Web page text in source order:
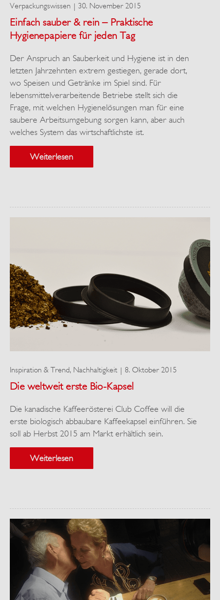
Einfach sauber & rein – Praktische
Hygienepapiere für jeden Tag
Verpackungswissen 30. November 2015
Der Anspruch an Sauberkeit und Hygiene ist in den
letzten Jahrzehnten extrem gestiegen, gerade dort,
wo Speisen und Getränke im Spiel sind. Für
lebensmittelverarbeitende Betriebe stellt sich die
Frage, mit welchen Hygienelösungen man für eine
saubere Arbeitsumgebung sorgen kann, aber auch
welches System das wirtschaftlichste ist.
Weiterlesen
Die weltweit erste Bio-Kapsel
Inspiration & Trend, Nachhaltigkeit 8. Oktober 2015
Die kanadische Kaffeerösterei Club Coffee will die
erste biologisch abbaubare Kaffeekapsel einführen. Sie
soll ab Herbst 2015 am Markt erhältlich sein.
Weiterlesen